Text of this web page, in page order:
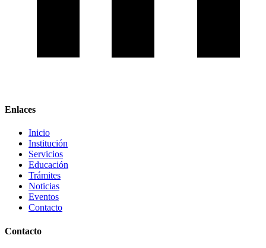
Enlaces
Inicio
Institución
Servicios
Educación
Trámites
Noticias
Eventos
Contacto
Contacto